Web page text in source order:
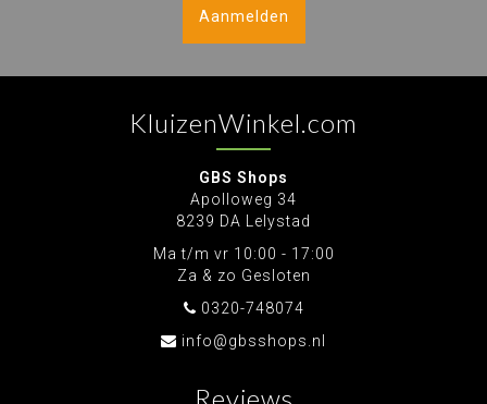
Aanmelden
KluizenWinkel.com
GBS Shops
Apolloweg 34
8239 DA Lelystad
Ma t/m vr 10:00 - 17:00
Za & zo Gesloten
0320-748074
info@gbsshops.nl